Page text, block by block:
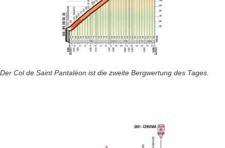
Der Col de Saint Pantaléon ist die zweite Bergwertung des Tages.